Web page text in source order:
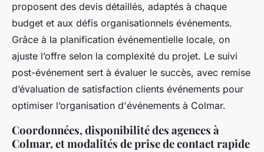
proposent des devis détaillés, adaptés à chaque
budget et aux défis organisationnels événements.
Grâce à la planification événementielle locale, on
ajuste l’offre selon la complexité du projet. Le suivi
post-événement sert à évaluer le succès, avec remise
d’évaluation de satisfaction clients événements pour
optimiser l’organisation d'événements à Colmar.
Coordonnées, disponibilité des agences à
Colmar, et modalités de prise de contact rapide